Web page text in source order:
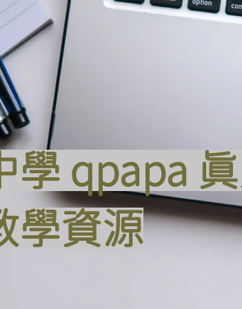
學 qpapa
學資源